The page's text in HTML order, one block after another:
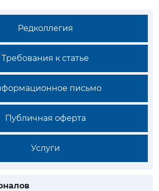
Редколлегия
Требования к статье
письмо
Публичная оферта
Услуги